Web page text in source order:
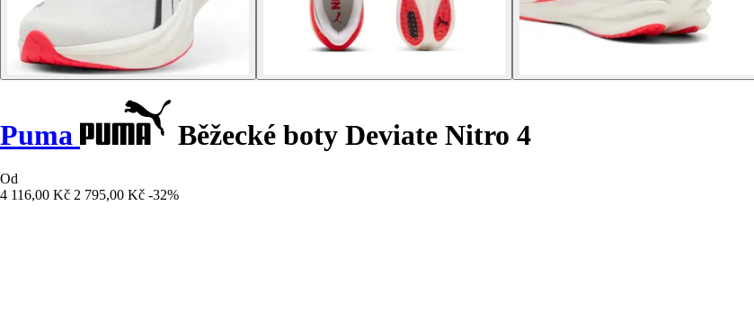
Puma Běžecké boty Deviate Nitro 4
Od
4 116,00 Kč 2 795,00 Kč -32%